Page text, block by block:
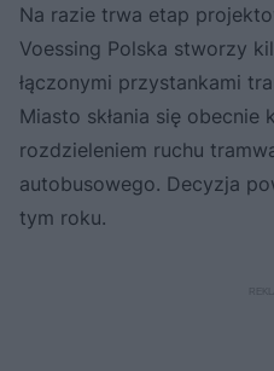
Na razie trwa etap
Voessing Polska stworzy
łączonymi przystankami
Miasto skłania się obecnie
rozdzieleniem ruchu
autobusowego. Decyzja
tym roku.